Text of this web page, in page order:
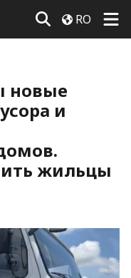
RO
новые
и
жильцы